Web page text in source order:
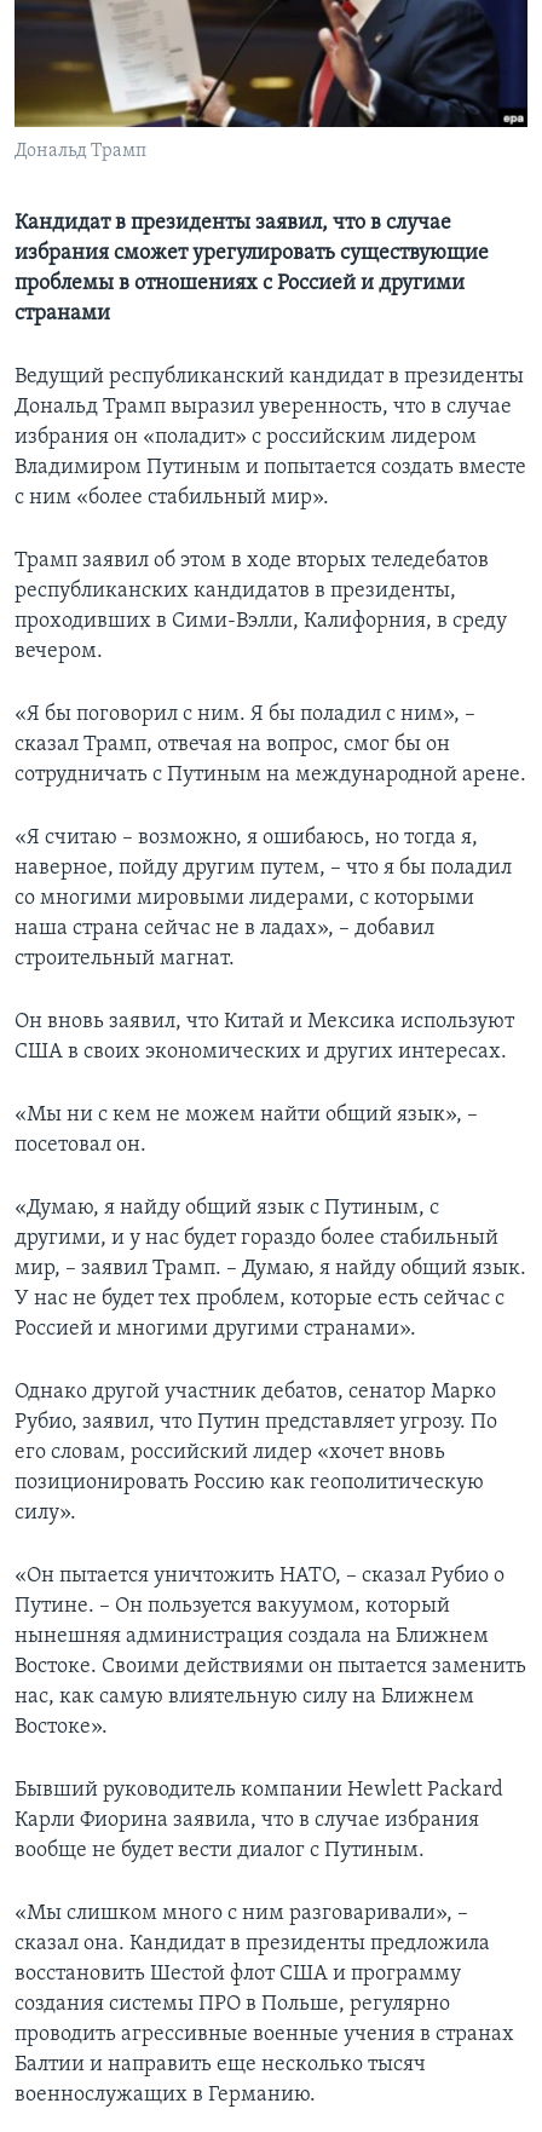
Learning English
СОЦИАЛЬНЫЕ СЕТИ
Языки
Дональд Трамп
Кандидат в президенты заявил, что в случае
избрания сможет урегулировать существующие
проблемы в отношениях с Россией и другими
странами
Ведущий республиканский кандидат в президенты
Дональд Трамп выразил уверенность, что в случае
избрания он «поладит» с российским лидером
Владимиром Путиным и попытается создать вместе
с ним «более стабильный мир».
Трамп заявил об этом в ходе вторых теледебатов
республиканских кандидатов в президенты,
проходивших в Сими-Вэлли, Калифорния, в среду
вечером.
«Я бы поговорил с ним. Я бы поладил с ним», –
сказал Трамп, отвечая на вопрос, смог бы он
сотрудничать с Путиным на международной арене.
«Я считаю – возможно, я ошибаюсь, но тогда я,
наверное, пойду другим путем, – что я бы поладил
со многими мировыми лидерами, с которыми
наша страна сейчас не в ладах», – добавил
строительный магнат.
Он вновь заявил, что Китай и Мексика используют
США в своих экономических и других интересах.
«Мы ни с кем не можем найти общий язык», –
посетовал он.
«Думаю, я найду общий язык с Путиным, с
другими, и у нас будет гораздо более стабильный
мир, – заявил Трамп. – Думаю, я найду общий язык.
У нас не будет тех проблем, которые есть сейчас с
Россией и многими другими странами».
Однако другой участник дебатов, сенатор Марко
Рубио, заявил, что Путин представляет угрозу. По
его словам, российский лидер «хочет вновь
позиционировать Россию как геополитическую
силу».
«Он пытается уничтожить НАТО, – сказал Рубио о
Путине. – Он пользуется вакуумом, который
нынешняя администрация создала на Ближнем
Востоке. Своими действиями он пытается заменить
нас, как самую влиятельную силу на Ближнем
Востоке».
Бывший руководитель компании Hewlett Packard
Карли Фиорина заявила, что в случае избрания
вообще не будет вести диалог с Путиным.
«Мы слишком много с ним разговаривали», –
сказал она. Кандидат в президенты предложила
восстановить Шестой флот США и программу
создания системы ПРО в Польше, регулярно
проводить агрессивные военные учения в странах
Балтии и направить еще несколько тысяч
военнослужащих в Германию.